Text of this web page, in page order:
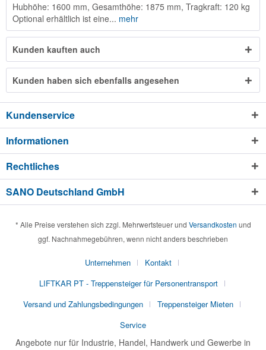
Hubhöhe: 1600 mm, Gesamthöhe: 1875 mm, Tragkraft: 120 kg
Optional erhältlich ist eine... mehr
Kunden kauften auch
Kunden haben sich ebenfalls angesehen
Kundenservice
Informationen
Rechtliches
SANO Deutschland GmbH
* Alle Preise verstehen sich zzgl. Mehrwertsteuer und Versandkosten und
ggf. Nachnahmegebühren, wenn nicht anders beschrieben
Unternehmen
Kontakt
LIFTKAR PT - Treppensteiger für Personentransport
Versand und Zahlungsbedingungen
Treppensteiger Mieten
Service
Angebote nur für Industrie, Handel, Handwerk und Gewerbe in